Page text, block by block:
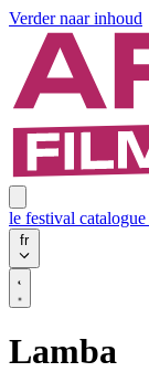
Verder naar inhoud
le festival catalogue
fr
Lamba